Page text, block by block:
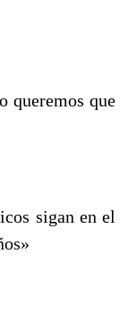
queremos que
sigan en el